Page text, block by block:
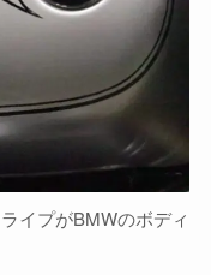
イプがBMWのボディ